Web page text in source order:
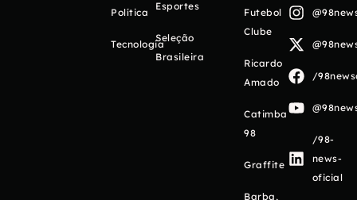
Política
Tecnologia
Esportes
Seleção
Brasileira
Futebol
Clube
Ricardo
Amado
Catimba
98
Graffite
Barba,
/
/98-
news-
oficial